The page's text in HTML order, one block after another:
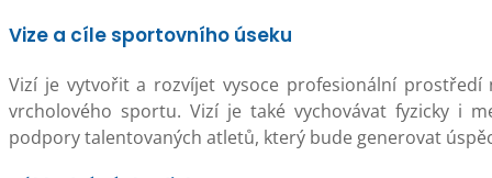
Vize a cíle sportovního úseku
Vizí je vytvořit a rozvíjet vysoce profesionální
vrcholového sportu. Vizí je také vychovávat fyzicky i
podpory talentovaných atletů, který bude generovat